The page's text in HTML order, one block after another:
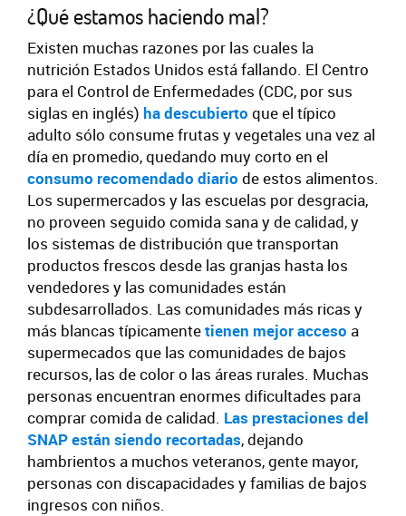
¿Qué estamos haciendo mal?
Existen muchas razones por las cuales la
nutrición Estados Unidos está fallando. El Centro
para el Control de Enfermedades (CDC, por sus
siglas en inglés) ha descubierto que el típico
adulto sólo consume frutas y vegetales una vez al
día en promedio, quedando muy corto en el
consumo recomendado diario de estos alimentos.
Los supermercados y las escuelas por desgracia,
no proveen seguido comida sana y de calidad, y
los sistemas de distribución que transportan
productos frescos desde las granjas hasta los
vendedores y las comunidades están
subdesarrollados. Las comunidades más ricas y
más blancas típicamentetienen mejor acceso a
supermecados que las comunidades de bajos
recursos, las de color o las áreas rurales. Muchas
personas encuentran enormes dificultades para
comprar comida de calidad. Las prestaciones del
SNAP están siendo recortadas, dejando
hambrientos a muchos veteranos, gente mayor,
personas con discapacidades y familias de bajos
ingresos con niños.